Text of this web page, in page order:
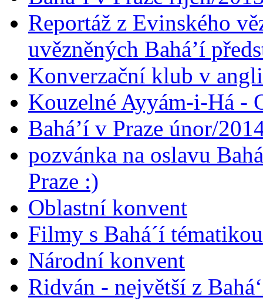
Reportáž z Evinského
uvězněných Bahá’í
Konverzační klub v
Kouzelné Ayyám-i-Há -
Bahá’í v Praze únor/
pozvánka na oslavu
Praze :)
Oblastní konvent
Filmy s Bahá´í
Národní konvent
Ridván - největší z